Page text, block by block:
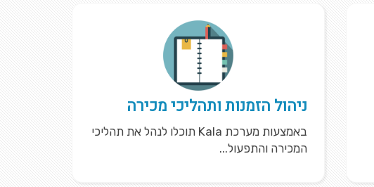
ניהול הזמנות ותהליכי מכירה
באמצעות מערכת Kala תוכלו לנהל את תהליכי
המכירה והתפעול...